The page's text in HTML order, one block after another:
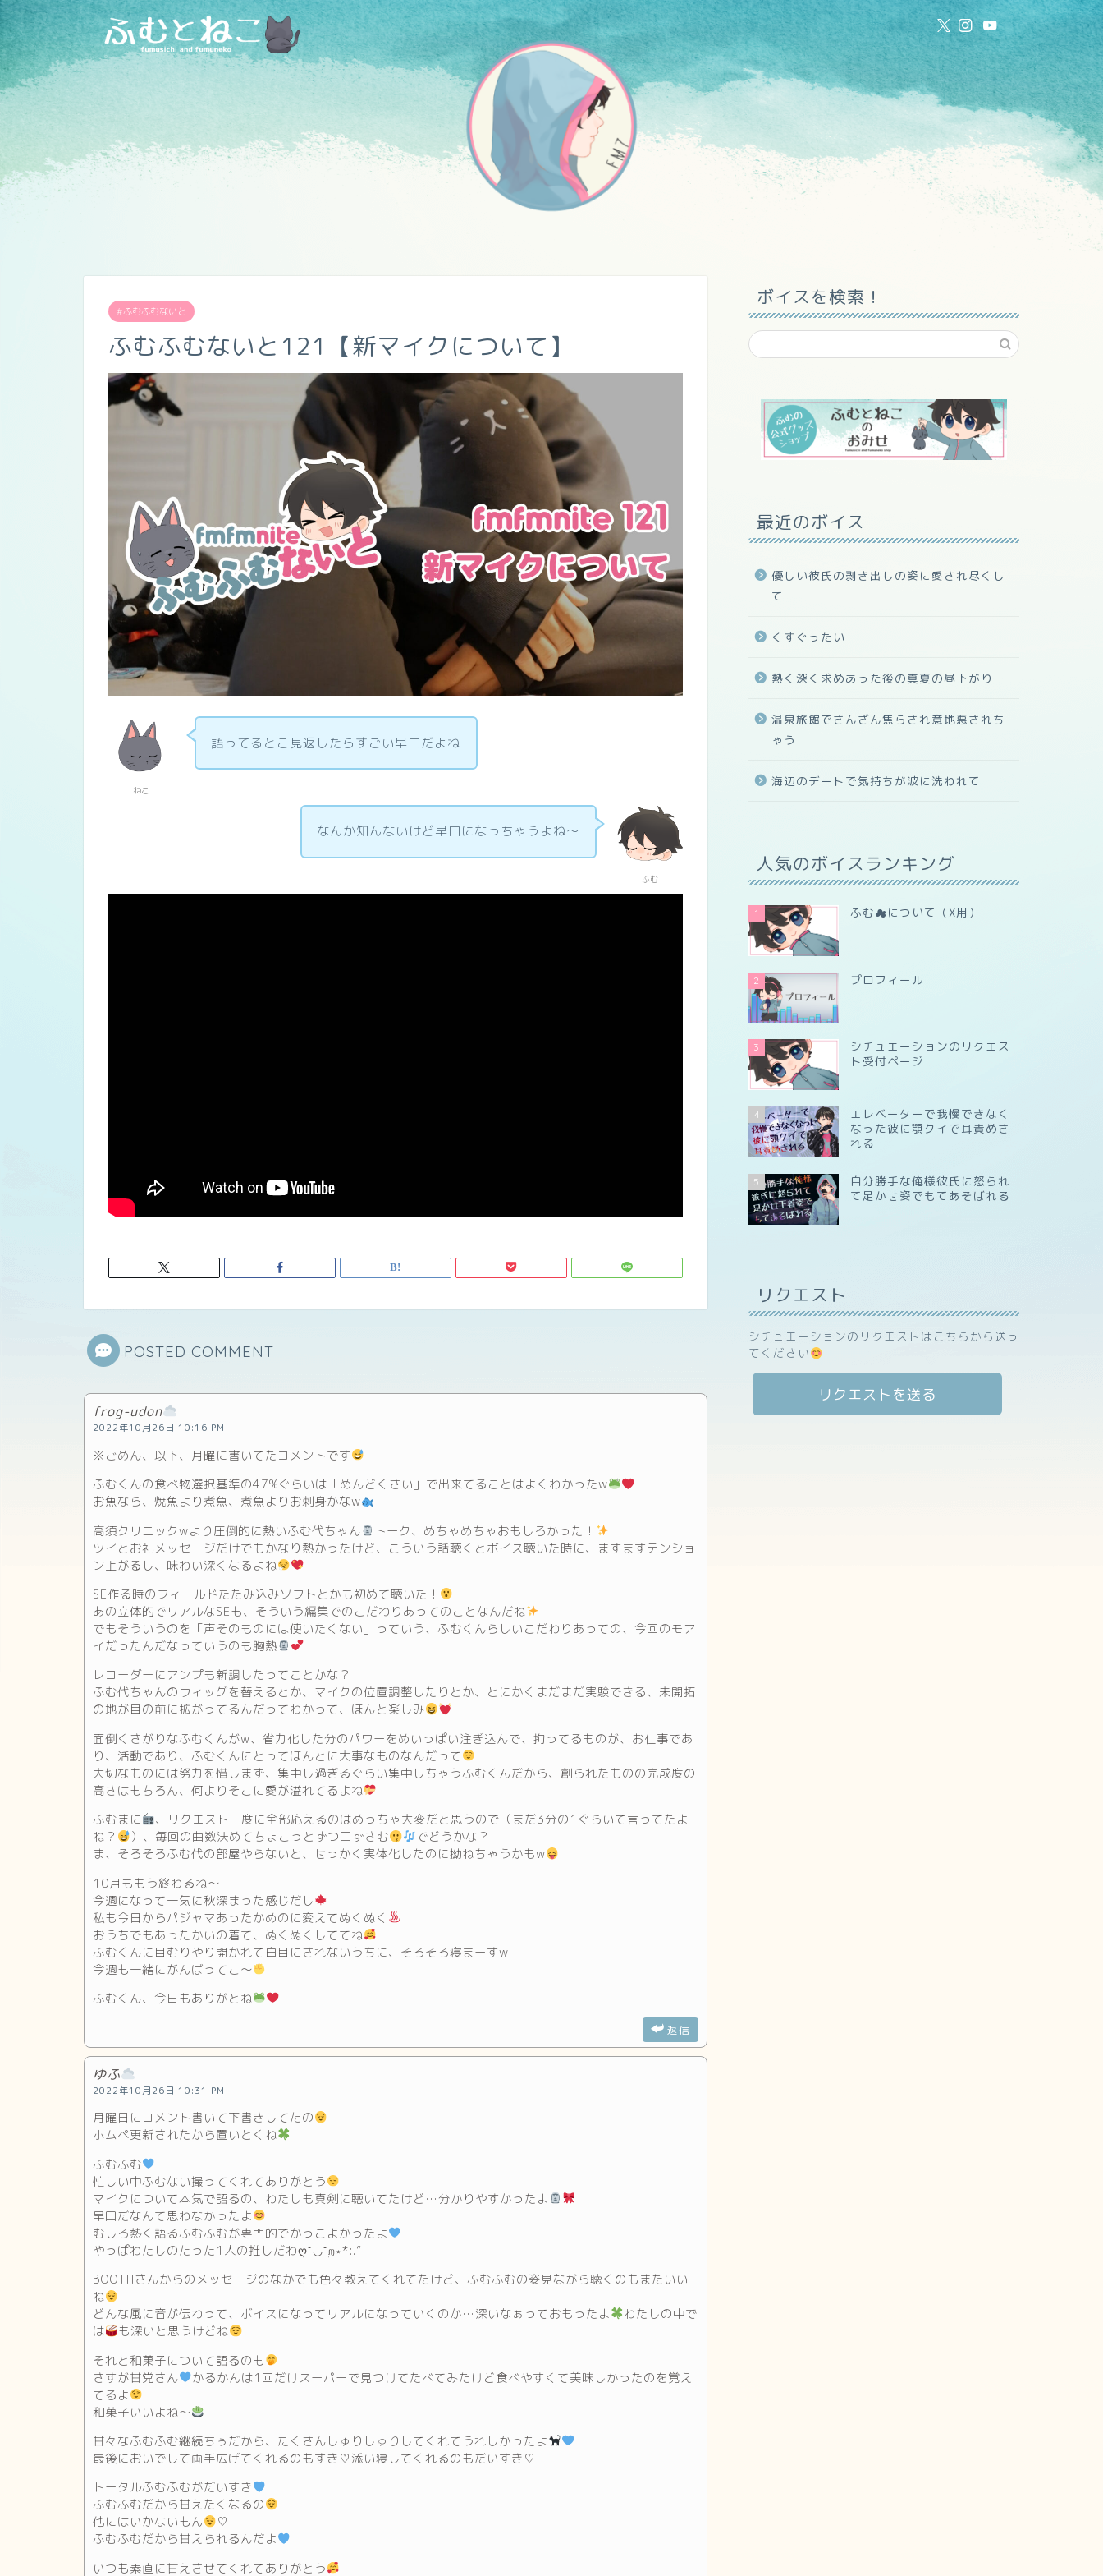
#ふむふむないと
ふむふむないと121【新マイクについて】
ねこ
語ってるとこ見返したらすごい早口だよね
ふむ
なんか知んないけど早口になっちゃうよね～
POSTED COMMENT
frog-udon
2022年10月26日 10:16 PM
※ごめん、以下、月曜に書いてたコメントです
ふむくんの食べ物選択基準の47%ぐらいは「めんどくさい」で出来てることはよくわかったw
お魚なら、焼魚より煮魚、煮魚よりお刺身かなw
高須クリニックwより圧倒的に熱いふむ代ちゃん
トーク、めちゃめちゃおもしろかった！
ツイとお礼メッセージだけでもかなり熱かったけど、こういう話聴くとボイス聴いた時に、ますますテンショ
ン上がるし、味わい深くなるよね
SE作る時のフィールドたたみ込みソフトとかも初めて聴いた！
あの立体的でリアルなSEも、そういう編集でのこだわりあってのことなんだね
でもそういうのを「声そのものには使いたくない」っていう、ふむくんらしいこだわりあっての、今回のモア
イだったんだなっていうのも胸熱
レコーダーにアンプも新調したってことかな？
ふむ代ちゃんのウィッグを替えるとか、マイクの位置調整したりとか、とにかくまだまだ実験できる、未開拓
の地が目の前に拡がってるんだってわかって、ほんと楽しみ
面倒くさがりなふむくんがw、省力化した分のパワーをめいっぱい注ぎ込んで、拘ってるものが、お仕事であ
り、活動であり、ふむくんにとってほんとに大事なものなんだって
大切なものには努力を惜しまず、集中し過ぎるぐらい集中しちゃうふむくんだから、創られたものの完成度の
高さはもちろん、何よりそこに愛が溢れてるよね
ふむまに
、リクエスト一度に全部応えるのはめっちゃ大変だと思うので（まだ3分の1ぐらいて言ってたよ
ね？
）、毎回の曲数決めてちょこっとずつ口ずさむ
でどうかな？
ま、そろそろふむ代の部屋やらないと、せっかく実体化したのに拗ねちゃうかもw
10月ももう終わるね～
今週になって一気に秋深まった感じだし
私も今日からパジャマあったかめのに変えてぬくぬく
おうちでもあったかいの着て、ぬくぬくしててね
ふむくんに目むりやり開かれて白目にされないうちに、そろそろ寝まーすw
今週も一緒にがんばってこ～
ふむくん、今日もありがとね
返信
ゆふ
2022年10月26日 10:31 PM
月曜日にコメント書いて下書きしてたの
ホムペ更新されたから置いとくね
ふむふむ
忙しい中ふむない撮ってくれてありがとう
マイクについて本気で語るの、わたしも真剣に聴いてたけど…分かりやすかったよ
早口だなんて思わなかったよ
むしろ熱く語るふむふむが専門的でかっこよかったよ
やっぱわたしのたった1人の推しだわღ˘◡˘ற⋆*:.”
BOOTHさんからのメッセージのなかでも色々教えてくれてたけど、ふむふむの姿見ながら聴くのもまたいい
ね
どんな風に音が伝わって、ボイスになってリアルになっていくのか…深いなぁっておもったよ
わたしの中で
は
も深いと思うけどね
それと和菓子について語るのも
さすが甘党さん
かるかんは1回だけスーパーで見つけてたべてみたけど食べやすくて美味しかったのを覚え
てるよ
和菓子いいよね〜
甘々なふむふむ継続ちぅだから、たくさんしゅりしゅりしてくれてうれしかったよ
最後においでして両手広げてくれるのもすき♡添い寝してくれるのもだいすき♡
トータルふむふむがだいすき
ふむふむだから甘えたくなるの
他にはいかないもん
♡
ふむふむだから甘えられるんだよ
いつも素直に甘えさせてくれてありがとう
ボイスを検索！
最近のボイス
優しい彼氏の剥き出しの姿に愛され尽くし
て
くすぐったい
熱く深く求めあった後の真夏の昼下がり
温泉旅館でさんざん焦らされ意地悪されち
ゃう
海辺のデートで気持ちが波に洗われて
人気のボイスランキング
1 ふむ☁について（X用）
2 プロフィール
3
シチュエーションのリクエス
ト受付ページ
4
エレベーターで我慢できなく
なった彼に顎クイで耳責めさ
れる
5
自分勝手な俺様彼氏に怒られ
て足かせ姿でもてあそばれる
リクエスト
シチュエーションのリクエストはこちらから送っ
てください
リクエストを送る